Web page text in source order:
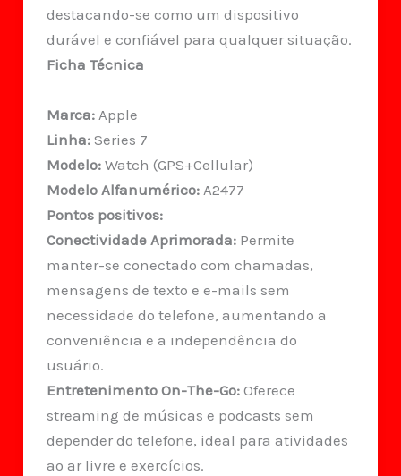
destacando-se como um dispositivo
durável e confiável para qualquer situação.
Ficha Técnica
Marca:Apple
Linha:Series 7
Modelo:Watch (GPS+Cellular)
Modelo Alfanumérico:A2477
Pontos positivos:
Conectividade Aprimorada:Permite
manter-se conectado com chamadas,
mensagens de texto e e-mails sem
necessidade do telefone, aumentando a
conveniência e a independência do
usuário.
Entretenimento On-The-Go:Oferece
streaming de músicas e podcasts sem
depender do telefone, ideal para atividades
ao ar livre e exercícios.